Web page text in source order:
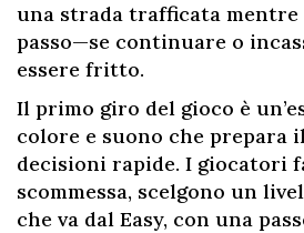
una strada trafficata
passo—se continuare o
essere fritto.
Il primo giro del gioco è
colore e suono che prepara
decisioni rapide. I giocatori
scommessa, scelgono un
che va dal Easy, con una